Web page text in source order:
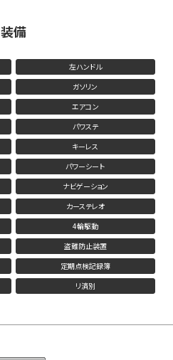
装備
左ハンドル
ガソリン
エアコン
パワステ
キーレス
パワーシート
ナビゲーション
カーステレオ
4輪駆動
盗難防止装置
定期点検記録簿
リ済別